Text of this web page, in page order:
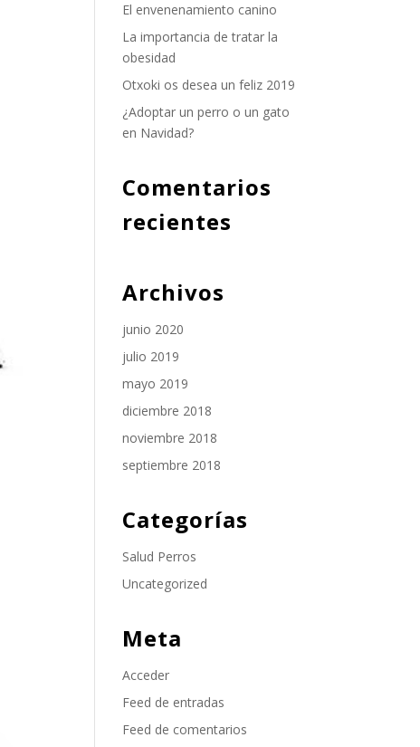
El envenenamiento canino
La importancia de tratar la
obesidad
Otxoki os desea un feliz 2019
¿Adoptar un perro o un gato
en Navidad?
Comentarios
recientes
Archivos
junio 2020
julio 2019
mayo 2019
diciembre 2018
noviembre 2018
septiembre 2018
Categorías
Salud Perros
Uncategorized
Meta
Acceder
Feed de entradas
Feed de comentarios